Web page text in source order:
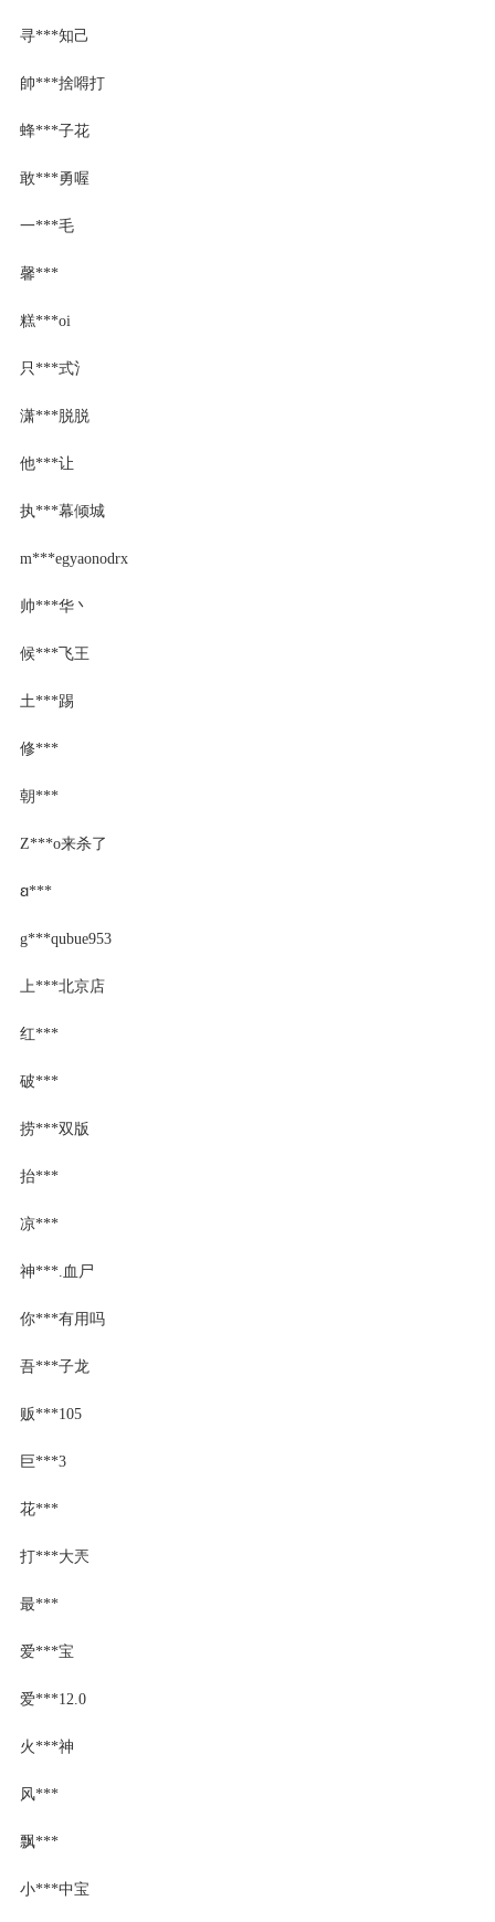
寻***知己
帥***捨嘚打
蜂***子花
敢***勇喔
一***毛
馨***
糕***oi
只***式氵
潇***脱脱
他***让
执***幕倾城
m***egyaonodrx
帅***华丶
候***飞王
土***踢
修***
朝***
Z***o来杀了
ꞛ***
g***qubue953
上***北京店
红***
破***
捞***双版
抬***
凉***
神***.血尸
你***有用吗
吾***子龙
贩***105
巨***3
花***
打***大兲
最***
爱***宝
爱***12.0
火***神
风***
飘***
小***中宝